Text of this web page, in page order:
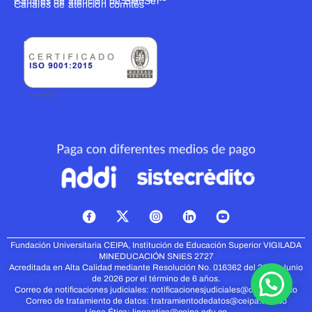
Canales de atención comités
ISO 9001:2015
X
-
t
w
i
t
t
e
Fundación Universitaria CEIPA, Institución de Educación Superior VIGILADA
MINEDUCACIÓN SNIES 2727
Acreditada en Alta Calidad mediante Resolución No. 016362 del 23 de Junio
de 2026 por el término de 6 años.
Correo de notificaciones judiciales: notificacionesjudiciales@ceipa.edu.co
Correo de tratamiento de datos: tratramientodedatos@ceipa.edu.co